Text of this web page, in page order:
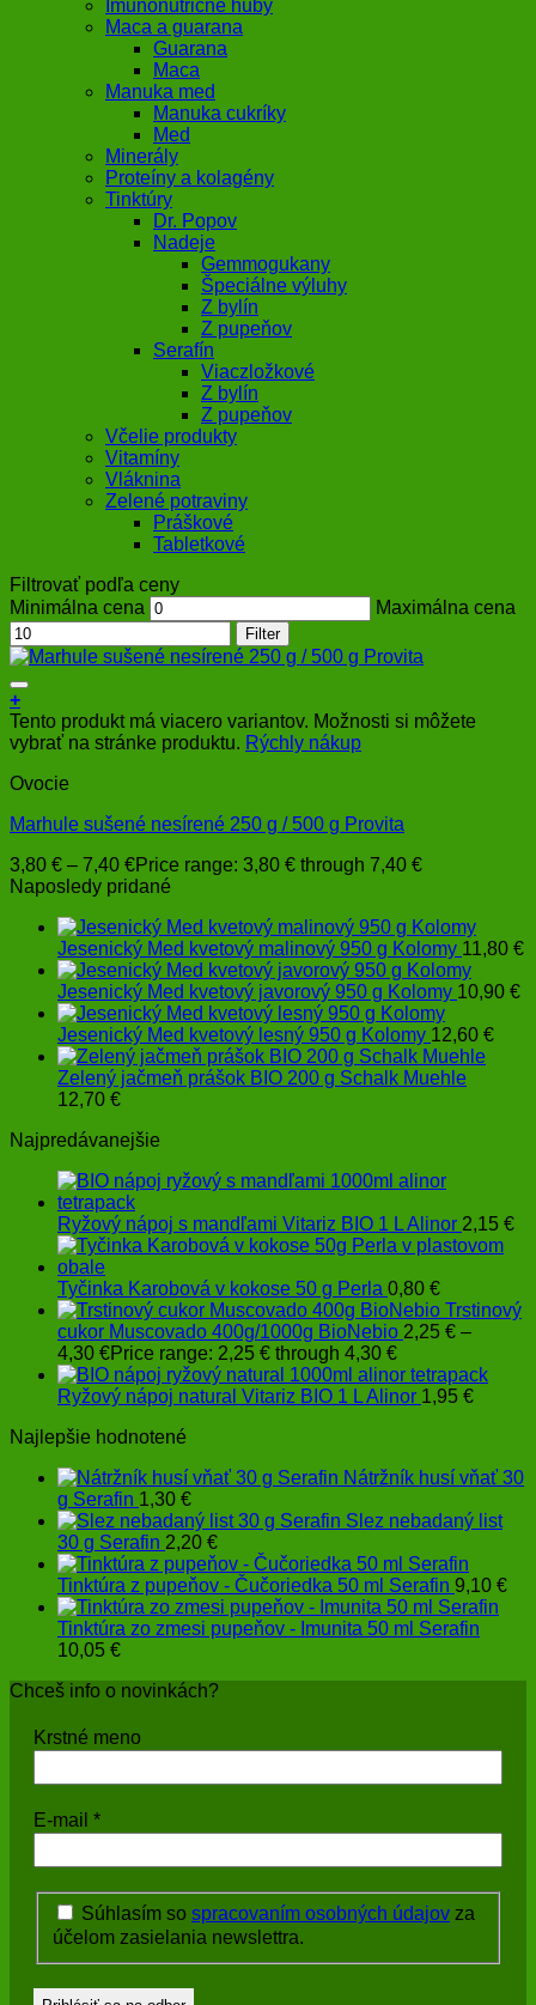
Imunonutričné huby
Maca a guarana
Guarana
Maca
Manuka med
Manuka cukríky
Med
Minerály
Proteíny a kolagény
Tinktúry
Dr. Popov
Nadeje
Gemmogukany
Špeciálne výluhy
Z bylín
Z pupeňov
Serafín
Viaczložkové
Z bylín
Z pupeňov
Včelie produkty
Vitamíny
Vláknina
Zelené potraviny
Práškové
Tabletkové
Filtrovať podľa ceny
Minimálna cena
Maximálna cena
Filter
+
Tento produkt má viacero variantov. Možnosti si môžete
vybrať na stránke produktu. Rýchly nákup
Ovocie
Marhule sušené nesírené 250 g / 500 g Provita
3,80 € – 7,40 €Price range: 3,80 € through 7,40 €
Naposledy pridané
Jesenický Med kvetový malinový 950 g Kolomy 11,80 €
Jesenický Med kvetový javorový 950 g Kolomy 10,90 €
Jesenický Med kvetový lesný 950 g Kolomy 12,60 €
Zelený jačmeň prášok BIO 200 g Schalk Muehle
12,70 €
Najpredávanejšie
Ryžový nápoj s mandľami Vitariz BIO 1 L Alinor 2,15 €
Tyčinka Karobová v kokose 50 g Perla 0,80 €
Trstinový
cukor Muscovado 400g/1000g BioNebio 2,25 € –
4,30 €Price range: 2,25 € through 4,30 €
Ryžový nápoj natural Vitariz BIO 1 L Alinor 1,95 €
Najlepšie hodnotené
Nátržník husí vňať 30
g Serafin 1,30 €
Slez nebadaný list
30 g Serafin 2,20 €
Tinktúra z pupeňov - Čučoriedka 50 ml Serafin 9,10 €
Tinktúra zo zmesi pupeňov - Imunita 50 ml Serafin
10,05 €
Chceš info o novinkách?
Krstné meno
E-mail *
Súhlasím so spracovaním osobných údajov za
účelom zasielania newslettra.